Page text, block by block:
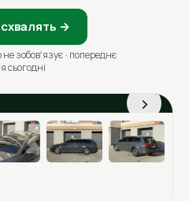
→
не зобовʼязує · попереднє
сьогодні
›